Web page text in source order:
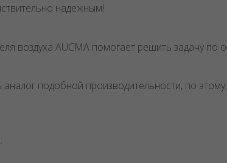
надежным!
воздуха AUCMA помогает решить задачу
подобной производительности, по